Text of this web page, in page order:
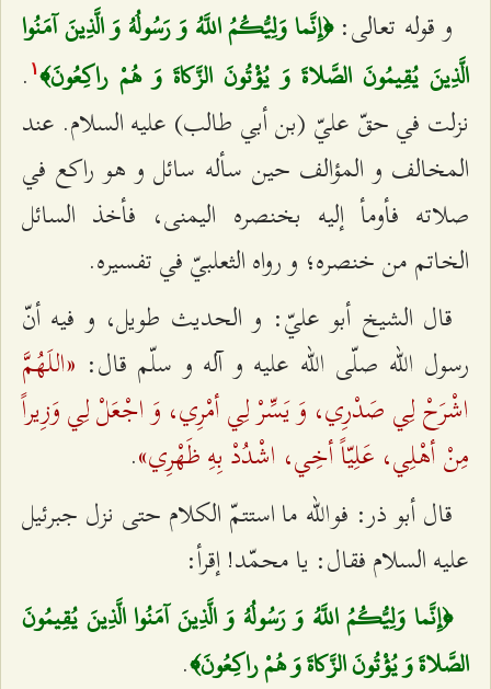
و قوله تعالى: ﴿إِنَّما وَلِيُّكُمُ اللَّهُ وَ رَسُولُهُ وَ الَّذِينَ آمَنُوا
الَّذِينَ يُقِيمُونَ الصَّلاةَ وَ يُؤْتُونَ الزَّكاةَ وَ هُمْ راكِعُونَ‌﴾۱ .
نزلت في حقّ عليّ (بن أبي طالب) عليه السلام. عند
المخالف و المؤالف حين سأله سائل و هو راكع في
صلاته فأومأ إليه بخنصره اليمنى، فأخذ السائل
الخاتم من خنصره؛ و رواه الثعلبيّ في تفسيره.
قال الشيخ أبو عليّ: و الحديث طويل، و فيه أنّ
رسول الله صلّى الله عليه و آله و سلّم قال: «اللَهُمَّ
اشْرَحْ لِي صَدْرِي، وَ يَسِّرْ لِي أمْرِي، وَ اجْعَلْ لِي وَزِيراً
مِنْ أهْلِي، عَلِيّاً أخِي، اشْدُدْ بِهِ ظَهْرِي».
قال أبو ذر: فوالله ما استتمّ الكلام حتى نزل جبرئيل
عليه السلام فقال: يا محمّد! إقرأ:
﴿إِنَّما وَلِيُّكُمُ اللَّهُ وَ رَسُولُهُ وَ الَّذِينَ آمَنُوا الَّذِينَ يُقِيمُونَ
الصَّلاةَ وَ يُؤْتُونَ الزَّكاةَ وَ هُمْ راكِعُونَ‌﴾.